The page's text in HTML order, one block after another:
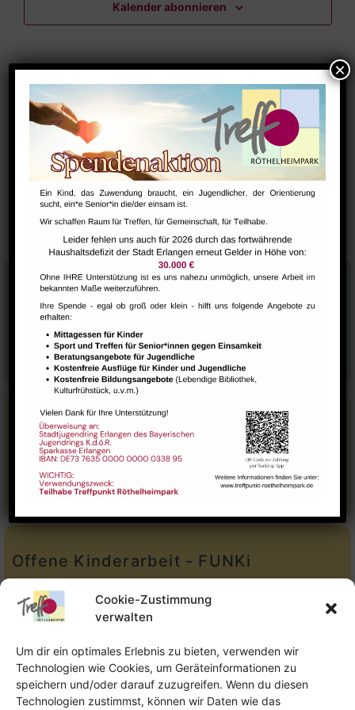
Cookie-Zustimmung
verwalten
Um dir ein optimales Erlebnis zu bieten, verwenden wir
Technologien wie Cookies, um Geräteinformationen zu
speichern und/oder darauf zuzugreifen. Wenn du diesen
Technologien zustimmst, können wir Daten wie das
Kalender abonnieren
Stadtteilhaus
E-Mail:leitung@treffpunkt-roethelheimpark.de
Stadtteilarbeit
Telefon: 09131-9232779
E-Mail:stadtteilarbeit@treffpunkt-roethelheimpark.de
Offene Kinderarbeit - FUNKi
Tel.:Telefon: 09131-610749
E-Mail:oka@treffpunkt-roethelheimpark.de
Offene Jugendarbeit - Easthouse